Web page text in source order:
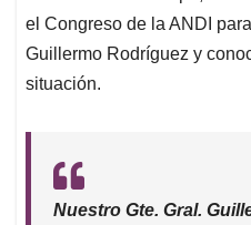
el Congreso de la ANDI
Guillermo Rodríguez y
situación.
Nuestro Gte. Gral.